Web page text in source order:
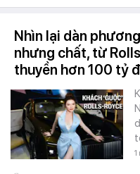
Nhìn lại dàn
nhưng chất, từ
thuyền hơn 100 tỷ
1